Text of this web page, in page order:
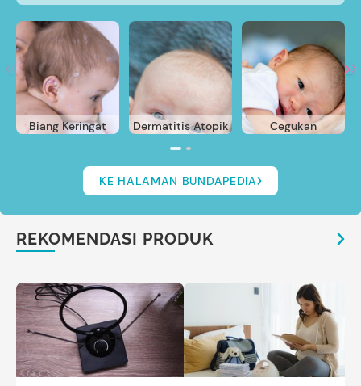
Biang Keringat Dermatitis Atopik Cegukan
KE HALAMAN BUNDAPEDIA
REKOMENDASI PRODUK